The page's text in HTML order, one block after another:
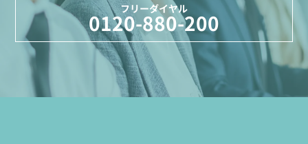
フリーダイヤル
0120-880-200